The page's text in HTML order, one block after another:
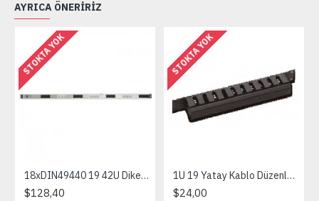
AYRICA ÖNERIRIZ
STOKTA YOK
18xDIN49440 19 42U Dikey PRIZ C/W Çift Sigortalı Kablosuz
$128,40
STOKTA YOK
1U 19 Yatay Kablo Düzenleyici Kızaklı Gecmeli sökülebilir ön kapakl
$24,00